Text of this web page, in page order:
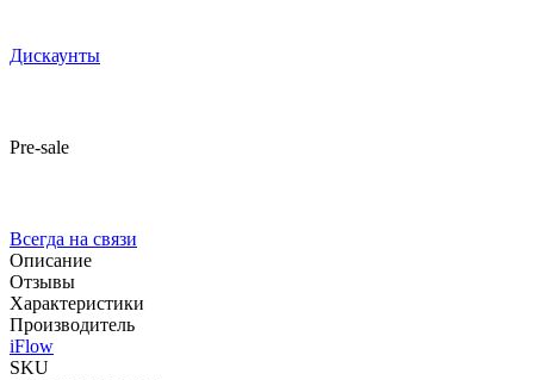
Дискаунты
Pre-sale
Всегда на связи
Описание
Отзывы
Характеристики
Производитель
iFlow
SKU